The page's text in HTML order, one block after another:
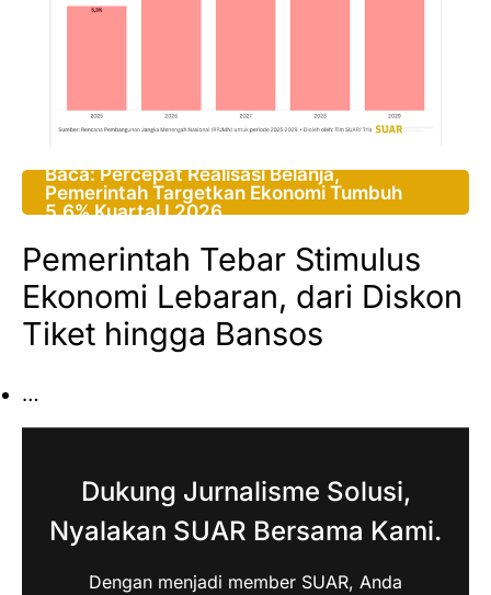
Baca: Percepat Realisasi Belanja,
Pemerintah Targetkan Ekonomi Tumbuh
5,6% Kuartal I 2026
Pemerintah Tebar Stimulus
Ekonomi Lebaran, dari Diskon
Tiket hingga Bansos
…
Dukung Jurnalisme Solusi,
Nyalakan SUAR Bersama Kami.
Dengan menjadi member SUAR, Anda